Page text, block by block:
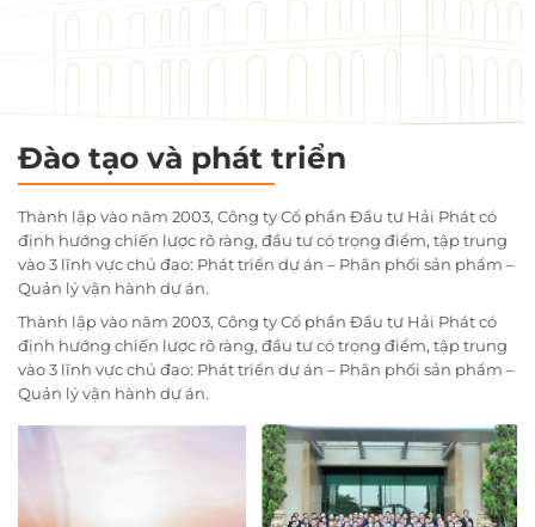
Đào tạo và phát triển
Thành lập vào năm 2003, Công ty Cổ phần Đầu tư Hải Phát có
định hướng chiến lược rõ ràng, đầu tư có trọng điểm, tập trung
vào 3 lĩnh vực chủ đạo: Phát triển dự án – Phân phối sản phẩm –
Quản lý vận hành dự án.
Thành lập vào năm 2003, Công ty Cổ phần Đầu tư Hải Phát có
định hướng chiến lược rõ ràng, đầu tư có trọng điểm, tập trung
vào 3 lĩnh vực chủ đạo: Phát triển dự án – Phân phối sản phẩm –
Quản lý vận hành dự án.